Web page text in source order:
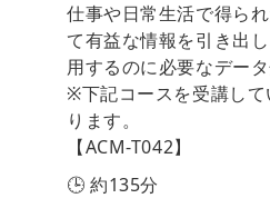
仕事や日常生活で得ら
て有益な情報を引き出
用するのに必要なデー
※下記コースを受講し
ります。
【ACM-T042】
🕒 約135分